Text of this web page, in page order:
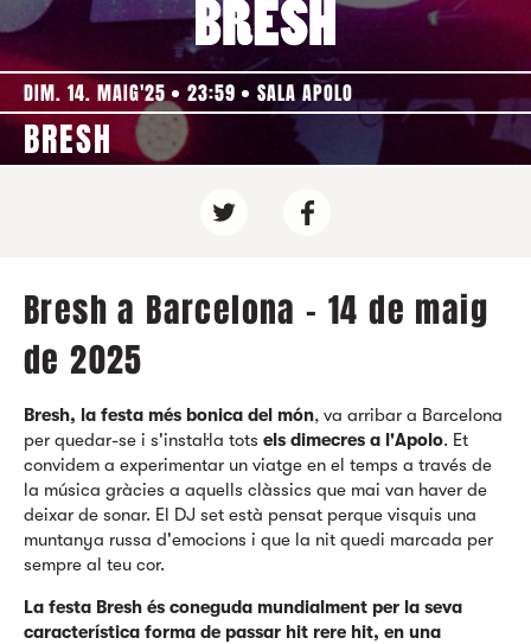
DIM. 14. MAIG'25 23:59 SALA APOLO
BRESH
Bresh a Barcelona - 14 de maig
de 2025
Bresh, la festa més bonica del món, va arribar a Barcelona
per quedar-se i s'instal·la tots els dimecres a l'Apolo. Et
convidem a experimentar un viatge en el temps a través de
la música gràcies a aquells clàssics que mai van haver de
deixar de sonar. El DJ set està pensat perque visquis una
muntanya russa d'emocions i que la nit quedi marcada per
sempre al teu cor.
La festa Bresh és coneguda mundialment per la seva
característica forma de passar hit rere hit, en una